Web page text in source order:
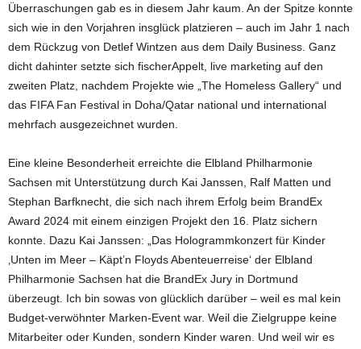
Überraschungen gab es in diesem Jahr kaum. An der Spitze konnte
sich wie in den Vorjahren insglück platzieren – auch im Jahr 1 nach
dem Rückzug von Detlef Wintzen aus dem Daily Business. Ganz
dicht dahinter setzte sich fischerAppelt, live marketing auf den
zweiten Platz, nachdem Projekte wie „The Homeless Gallery“ und
das FIFA Fan Festival in Doha/Qatar national und international
mehrfach ausgezeichnet wurden.
Eine kleine Besonderheit erreichte die Elbland Philharmonie
Sachsen mit Unterstützung durch Kai Janssen, Ralf Matten und
Stephan Barfknecht, die sich nach ihrem Erfolg beim BrandEx
Award 2024 mit einem einzigen Projekt den 16. Platz sichern
konnte. Dazu Kai Janssen: „Das Hologrammkonzert für Kinder
‚Unten im Meer – Käpt’n Floyds Abenteuerreise‘ der Elbland
Philharmonie Sachsen hat die BrandEx Jury in Dortmund
überzeugt. Ich bin sowas von glücklich darüber – weil es mal kein
Budget-verwöhnter Marken-Event war. Weil die Zielgruppe keine
Mitarbeiter oder Kunden, sondern Kinder waren. Und weil wir es